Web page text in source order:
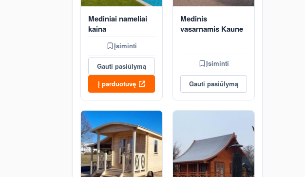
Mediniai nameliai
kaina
Įsiminti
Gauti pasiūlymą
Į parduotuvę
Medinis
vasarnamis Kaune
Įsiminti
Gauti pasiūlymą